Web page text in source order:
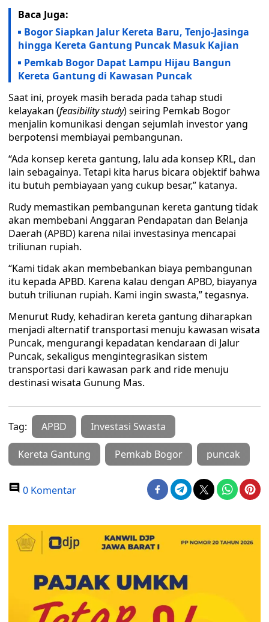
Baca Juga:
Bogor Siapkan Jalur Kereta Baru, Tenjo-Jasinga
hingga Kereta Gantung Puncak Masuk Kajian
Pemkab Bogor Dapat Lampu Hijau Bangun
Kereta Gantung di Kawasan Puncak
Saat ini, proyek masih berada pada tahap studi
kelayakan (feasibility study) seiring Pemkab Bogor
menjalin komunikasi dengan sejumlah investor yang
berpotensi membiayai pembangunan.
“Ada konsep kereta gantung, lalu ada konsep KRL, dan
lain sebagainya. Tetapi kita harus bicara objektif bahwa
itu butuh pembiayaan yang cukup besar,” katanya.
Rudy memastikan pembangunan kereta gantung tidak
akan membebani Anggaran Pendapatan dan Belanja
Daerah (APBD) karena nilai investasinya mencapai
triliunan rupiah.
“Kami tidak akan membebankan biaya pembangunan
itu kepada APBD. Karena kalau dengan APBD, biayanya
butuh triliunan rupiah. Kami ingin swasta,” tegasnya.
Menurut Rudy, kehadiran kereta gantung diharapkan
menjadi alternatif transportasi menuju kawasan wisata
Puncak, mengurangi kepadatan kendaraan di Jalur
Puncak, sekaligus mengintegrasikan sistem
transportasi dari kawasan park and ride menuju
destinasi wisata Gunung Mas.
Tag: APBD Investasi Swasta
Kereta Gantung Pemkab Bogor puncak
0 Komentar